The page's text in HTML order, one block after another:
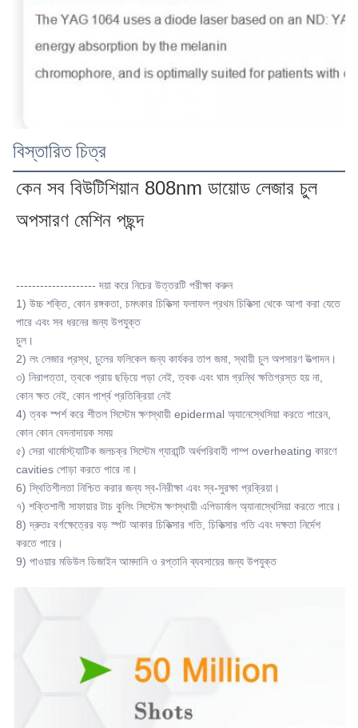
বিস্তারিত চিত্র
কেন সব বিউটিশিয়ান 808nm ডায়োড লেজার চুল
অপসারণ মেশিন পছন্দ
-------------------- দয়া করে নিচের উত্তরটি পরীক্ষা করুন
1) উচ্চ শক্তি, কোন রঙ্গকতা, চমৎকার চিকিত্সা ফলাফল প্রথম চিকিত্সা থেকে আশা করা যেতে
পারে এবং সব ধরনের জন্য উপযুক্ত
চুল।
2) লং লেজার প্রস্থ, চুলের ফলিকেল জন্য কার্যকর তাপ জমা, স্থায়ী চুল অপসারণ উত্পাদন।
৩) নিরাপত্তা, ত্বকে প্রায় ছড়িয়ে পড়া নেই, ত্বক এবং ঘাম গ্রন্থি ক্ষতিগ্রস্ত হয় না,
কোন ক্ষত নেই, কোন পার্শ্ব প্রতিক্রিয়া নেই
4) ত্বক স্পর্শ করে শীতল সিস্টেম ক্ষণস্থায়ী epidermal অ্যানেস্থেসিয়া করতে পারেন,
কোন কোন বেদনাদায়ক সময়
৫) সেরা থার্মোস্ট্যাটিক জলচক্র সিস্টেম গ্যারান্টি অর্ধপরিবাহী পাম্প overheating কারণে
cavities পোড়া করতে পারে না।
6) স্থিতিশীলতা নিশ্চিত করার জন্য স্ব-নিরীক্ষা এবং স্ব-সুরক্ষা প্রক্রিয়া।
৭) শক্তিশালী সাফায়ার টাচ কুলিং সিস্টেম ক্ষণস্থায়ী এপিডার্মাল অ্যানাস্থেসিয়া করতে পারে।
8) দ্রুতঃ বর্গক্ষেত্রের বড় স্পট আকার চিকিত্সার গতি, চিকিত্সার গতি এবং দক্ষতা নির্দেশ
করতে পারে।
9) পাওয়ার মডিউল ডিজাইন আমদানি ও রপ্তানি ব্যবসায়ের জন্য উপযুক্ত